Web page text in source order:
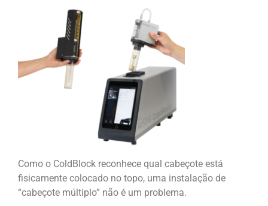
Como o ColdBlock reconhece qual cabeçote está
fisicamente colocado no topo, uma instalação de
“cabeçote múltiplo” não é um problema.